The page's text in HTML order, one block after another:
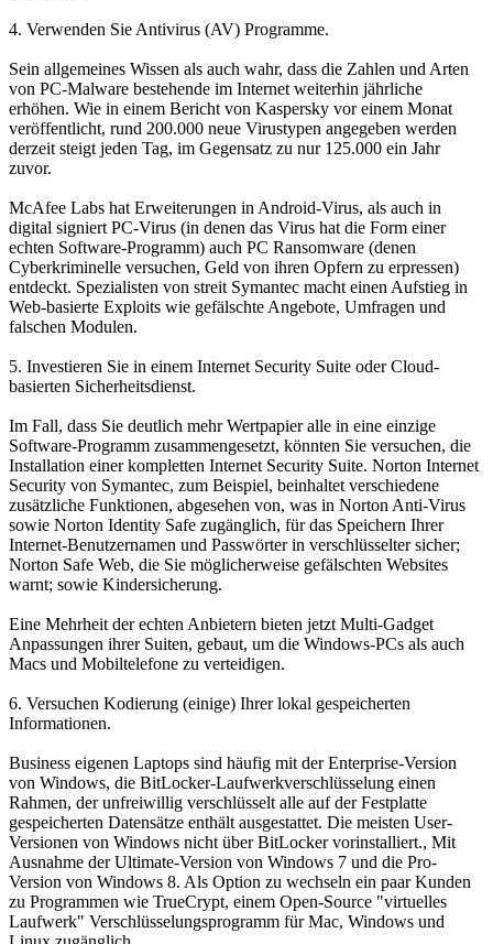
4. Verwenden Sie Antivirus (AV) Programme.
Sein allgemeines Wissen als auch wahr, dass die Zahlen und Arten
von PC-Malware bestehende im Internet weiterhin jährliche
erhöhen. Wie in einem Bericht von Kaspersky vor einem Monat
veröffentlicht, rund 200.000 neue Virustypen angegeben werden
derzeit steigt jeden Tag, im Gegensatz zu nur 125.000 ein Jahr
zuvor.
McAfee Labs hat Erweiterungen in Android-Virus, als auch in
digital signiert PC-Virus (in denen das Virus hat die Form einer
echten Software-Programm) auch PC Ransomware (denen
Cyberkriminelle versuchen, Geld von ihren Opfern zu erpressen)
entdeckt. Spezialisten von streit Symantec macht einen Aufstieg in
Web-basierte Exploits wie gefälschte Angebote, Umfragen und
falschen Modulen.
5. Investieren Sie in einem Internet Security Suite oder Cloud-
basierten Sicherheitsdienst.
Im Fall, dass Sie deutlich mehr Wertpapier alle in eine einzige
Software-Programm zusammengesetzt, könnten Sie versuchen, die
Installation einer kompletten Internet Security Suite. Norton Internet
Security von Symantec, zum Beispiel, beinhaltet verschiedene
zusätzliche Funktionen, abgesehen von, was in Norton Anti-Virus
sowie Norton Identity Safe zugänglich, für das Speichern Ihrer
Internet-Benutzernamen und Passwörter in verschlüsselter sicher;
Norton Safe Web, die Sie möglicherweise gefälschten Websites
warnt; sowie Kindersicherung.
Eine Mehrheit der echten Anbietern bieten jetzt Multi-Gadget
Anpassungen ihrer Suiten, gebaut, um die Windows-PCs als auch
Macs und Mobiltelefone zu verteidigen.
6. Versuchen Kodierung (einige) Ihrer lokal gespeicherten
Informationen.
Business eigenen Laptops sind häufig mit der Enterprise-Version
von Windows, die BitLocker-Laufwerkverschlüsselung einen
Rahmen, der unfreiwillig verschlüsselt alle auf der Festplatte
gespeicherten Datensätze enthält ausgestattet. Die meisten User-
Versionen von Windows nicht über BitLocker vorinstalliert., Mit
Ausnahme der Ultimate-Version von Windows 7 und die Pro-
Version von Windows 8. Als Option zu wechseln ein paar Kunden
zu Programmen wie TrueCrypt, einem Open-Source "virtuelles
Laufwerk" Verschlüsselungsprogramm für Mac, Windows und